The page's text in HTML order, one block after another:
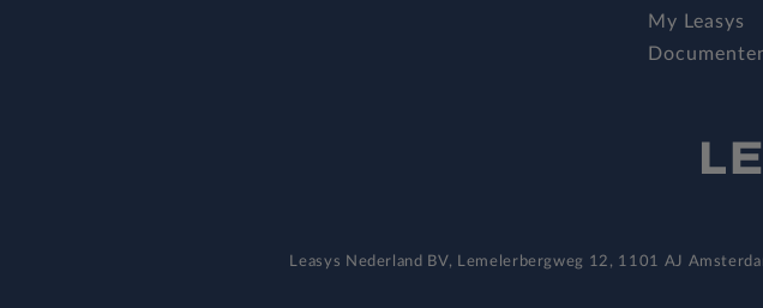
My Leasys
Leasys Nederland BV, Lemelerbergweg 12, 1101 AJ